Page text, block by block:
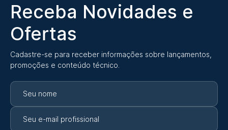
Receba Novidades e
Ofertas
Cadastre-se para receber informações sobre lançamentos,
promoções e conteúdo técnico.